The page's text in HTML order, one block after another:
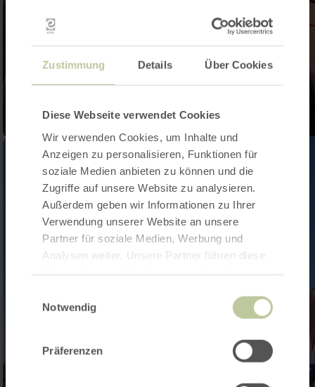
Zustimmung Details Über Cookies
Diese Webseite verwendet Cookies
Wir verwenden Cookies, um Inhalte und
Anzeigen zu personalisieren, Funktionen für
soziale Medien anbieten zu können und die
Zugriffe auf unsere Website zu analysieren.
Außerdem geben wir Informationen zu Ihrer
Verwendung unserer Website an unsere
Partner für soziale Medien, Werbung und
Analysen weiter. Unsere Partner führen diese
haben oder die sie im Rahmen Ihrer Nutzung
Notwendig
Präferenzen